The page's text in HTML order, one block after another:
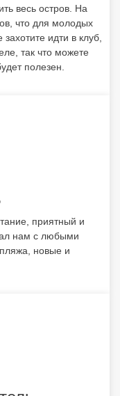
весь остров. На
что для молодых
идти в клуб,
так что можете
полезен.
приятный и
нам с любыми
новые и